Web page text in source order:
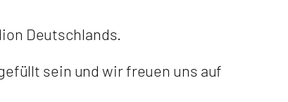
Deutschlands.
sein und wir freuen uns auf